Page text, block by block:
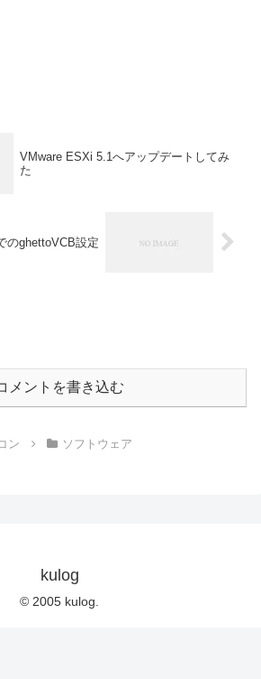
VMware ESXi 5.1へアップデートしてみ
た
のghettoVCB設定
メントを書き込む
ン ソフトウェア
kulog
© 2005 kulog.